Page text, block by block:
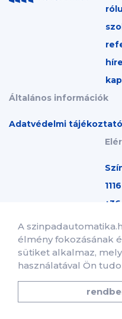
A
élmény fokozásának
sütiket alkalmaz,
használatával Ön
Általános információk
Adatvédelmi tájékoztató
Minden jog fenntartva.